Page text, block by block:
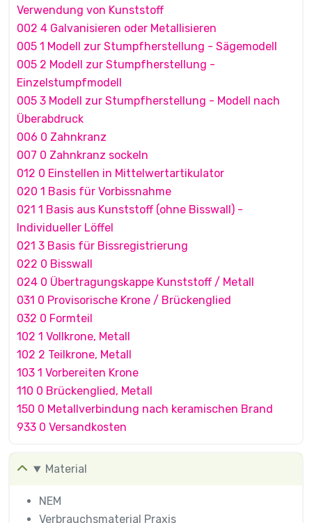
Verwendung von Kunststoff
002 4 Galvanisieren oder Metallisieren
005 1 Modell zur Stumpfherstellung - Sägemodell
005 2 Modell zur Stumpfherstellung -
Einzelstumpfmodell
005 3 Modell zur Stumpfherstellung - Modell nach
Überabdruck
006 0 Zahnkranz
007 0 Zahnkranz sockeln
012 0 Einstellen in Mittelwertartikulator
020 1 Basis für Vorbissnahme
021 1 Basis aus Kunststoff (ohne Bisswall) -
Individueller Löffel
021 3 Basis für Bissregistrierung
022 0 Bisswall
024 0 Übertragungskappe Kunststoff / Metall
031 0 Provisorische Krone / Brückenglied
032 0 Formteil
102 1 Vollkrone, Metall
102 2 Teilkrone, Metall
103 1 Vorbereiten Krone
110 0 Brückenglied, Metall
150 0 Metallverbindung nach keramischen Brand
933 0 Versandkosten
Material
NEM
Verbrauchsmaterial Praxis